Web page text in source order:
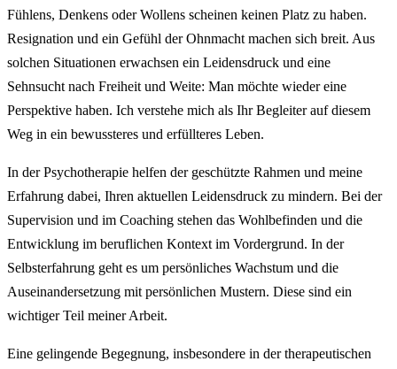
Fühlens, Denkens oder Wollens scheinen keinen Platz zu haben.
Resignation und ein Gefühl der Ohnmacht machen sich breit. Aus
solchen Situationen erwachsen ein Leidensdruck und eine
Sehnsucht nach Freiheit und Weite: Man möchte wieder eine
Perspektive haben. Ich verstehe mich als Ihr Begleiter auf diesem
Weg in ein bewussteres und erfüllteres Leben.
In der Psychotherapie helfen der geschützte Rahmen und meine
Erfahrung dabei, Ihren aktuellen Leidensdruck zu mindern. Bei der
Supervision und im Coaching stehen das Wohlbefinden und die
Entwicklung im beruflichen Kontext im Vordergrund. In der
Selbsterfahrung geht es um persönliches Wachstum und die
Auseinandersetzung mit persönlichen Mustern. Diese sind ein
wichtiger Teil meiner Arbeit.
Eine gelingende Begegnung, insbesondere in der therapeutischen